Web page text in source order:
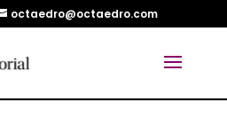
octaedro@octaedro.com